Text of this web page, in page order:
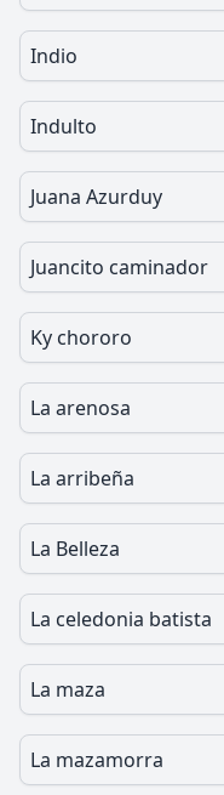
Indio
Indulto
Juana Azurduy
Juancito caminador
Ky chororo
La arenosa
La arribeña
La Belleza
La celedonia batista
La maza
La mazamorra